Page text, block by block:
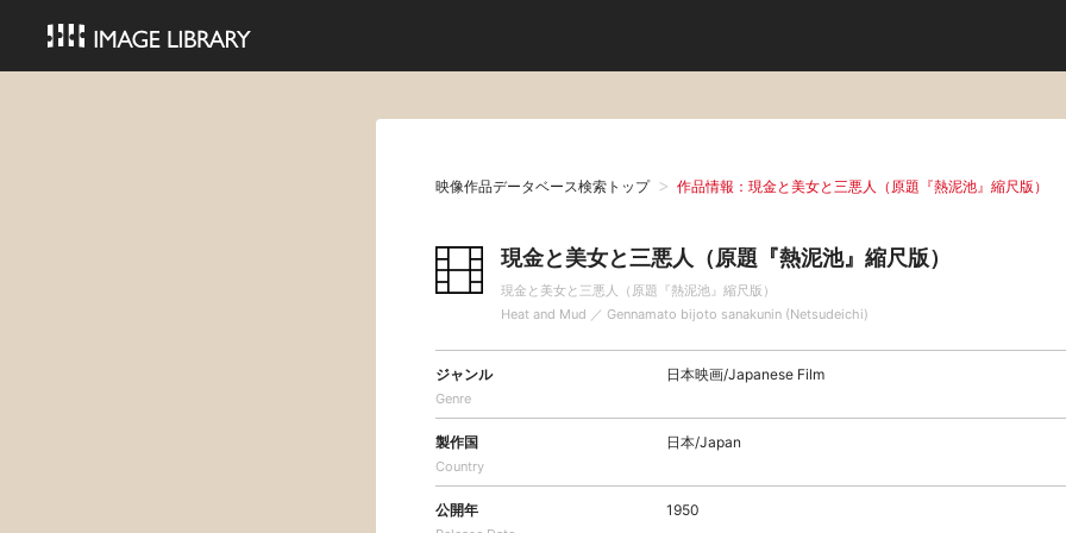
映像作品データベース検索トップ 作品情報：現金と美女と三悪人（原題『熱泥池』縮尺版）
現金と美女と三悪人（原題『熱泥池』縮尺版）
現金と美女と三悪人（原題『熱泥池』縮尺版）
Heat and Mud ／ Gennamato bijoto sanakunin (Netsudeichi)
ジャンル
Genre
日本映画/Japanese Film
製作国
Country
日本/Japan
公開年 1950